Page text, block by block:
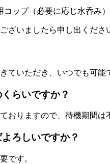
ップ（必要に応じ水呑み）
ざいましたら申し出くださ
ていただき、いつでも可
らいですか？
おりますので、待機期間は
ろしいですか？
です。